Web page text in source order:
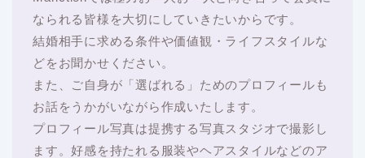
なられる皆様を大切にしていきたいからです。
結婚相手に求める条件や価値観・ライフスタイルな
どをお聞かせください。
また、ご自身が「選ばれる」ためのプロフィールも
お話をうかがいながら作成いたします。
プロフィール写真は提携する写真スタジオで撮影し
ます。好感を持たれる服装やヘアスタイルなどのア